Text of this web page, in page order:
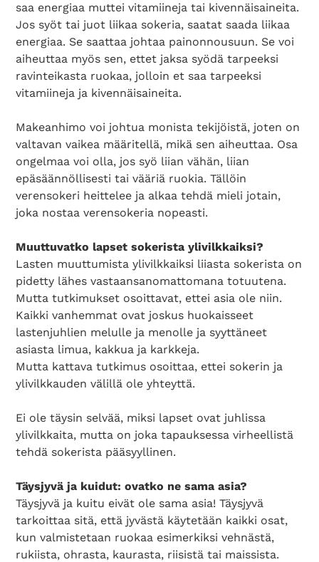
saa energiaa muttei vitamiineja tai kivennäisaineita.
Jos syöt tai juot liikaa sokeria, saatat saada liikaa
energiaa. Se saattaa johtaa painonnousuun. Se voi
aiheuttaa myös sen, ettet jaksa syödä tarpeeksi
ravinteikasta ruokaa, jolloin et saa tarpeeksi
vitamiineja ja kivennäisaineita.
Makeanhimo voi johtua monista tekijöistä, joten on
valtavan vaikea määritellä, mikä sen aiheuttaa. Osa
ongelmaa voi olla, jos syö liian vähän, liian
epäsäännöllisesti tai vääriä ruokia. Tällöin
verensokeri heittelee ja alkaa tehdä mieli jotain,
joka nostaa verensokeria nopeasti.
Muuttuvatko lapset sokerista ylivilkkaiksi?
Lasten muuttumista ylivilkkaiksi liiasta sokerista on
pidetty lähes vastaansanomattomana totuutena.
Mutta tutkimukset osoittavat, ettei asia ole niin.
Kaikki vanhemmat ovat joskus huokaisseet
lastenjuhlien melulle ja menolle ja syyttäneet
asiasta limua, kakkua ja karkkeja.
Mutta kattava tutkimus osoittaa, ettei sokerin ja
ylivilkkauden välillä ole yhteyttä.
Ei ole täysin selvää, miksi lapset ovat juhlissa
ylivilkkaita, mutta on joka tapauksessa virheellistä
tehdä sokerista pääsyyllinen.
Täysjyvä ja kuidut: ovatko ne sama asia?
Täysjyvä ja kuitu eivät ole sama asia! Täysjyvä
tarkoittaa sitä, että jyvästä käytetään kaikki osat,
kun valmistetaan ruokaa esimerkiksi vehnästä,
rukiista, ohrasta, kaurasta, riisistä tai maissista.